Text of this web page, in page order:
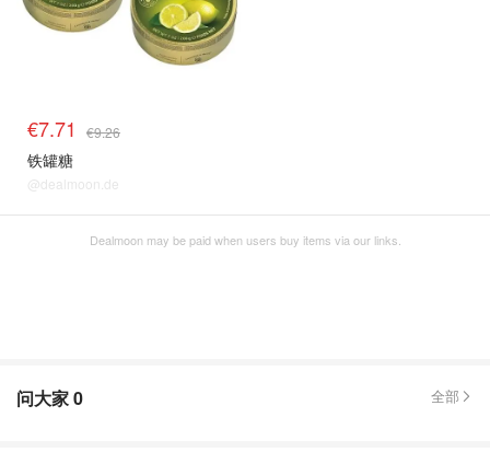
€7.71 €9.26
铁罐糖
@dealmoon.de
Dealmoon may be paid when users buy items via our links.
问大家0 全部